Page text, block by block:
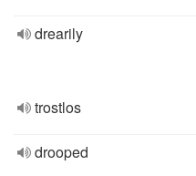
drearily
trostlos
drooped